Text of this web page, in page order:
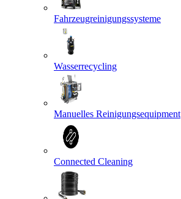
Fahrzeugreinigungssysteme
Wasserrecycling
Manuelles Reinigungsequipment
Connected Cleaning